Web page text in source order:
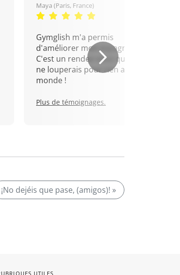
Maya (Paris, France)
Gymglish m'a permis
d'améliorer mon espagnol.
C'est un rendez-vous que je
ne louperais pour rien au
monde !
Plus de témoignages.
¡No dejéis que pase, (amigos)! »
UTILES